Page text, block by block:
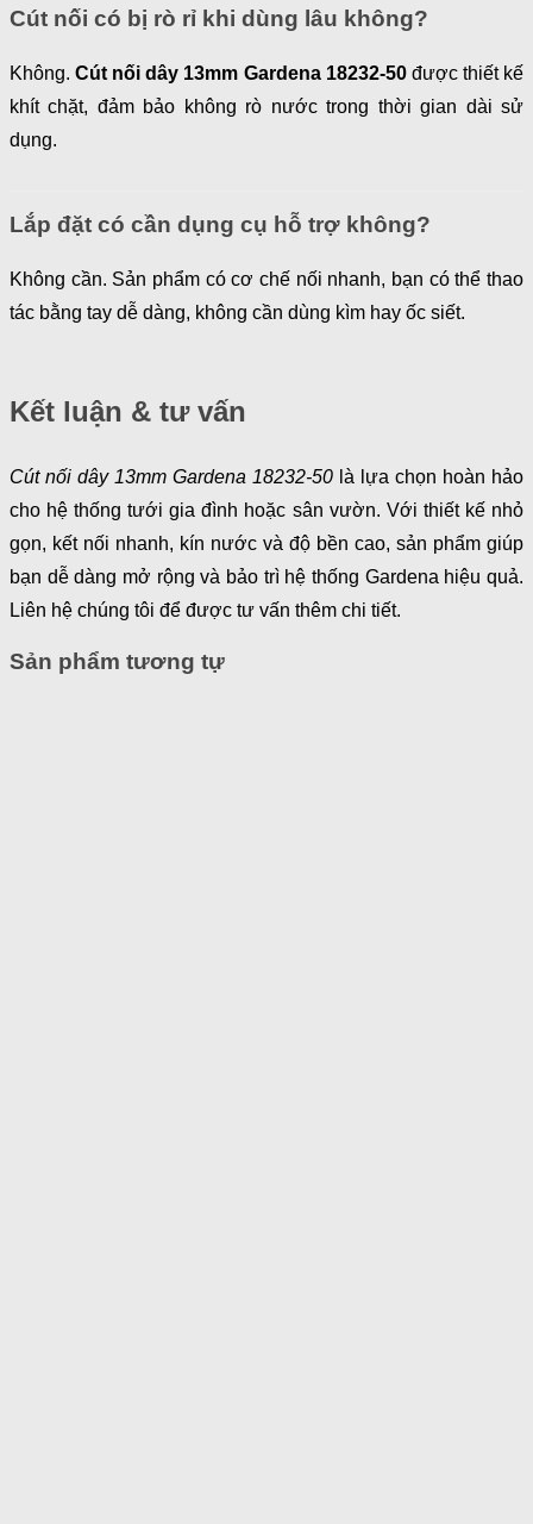
Cút nối có bị rò rỉ khi dùng lâu không?
Không.Cút nối dây 13mm Gardena 18232-50được thiết kế
khít chặt, đảm bảo không rò nước trong thời gian dài sử
dụng.
Lắp đặt có cần dụng cụ hỗ trợ không?
Không cần. Sản phẩm có cơ chế nối nhanh, bạn có thể thao
tác bằng tay dễ dàng, không cần dùng kìm hay ốc siết.
Kết luận & tư vấn
Cút nối dây 13mm Gardena 18232-50 là lựa chọn hoàn hảo
cho hệ thống tưới gia đình hoặc sân vườn. Với thiết kế nhỏ
gọn, kết nối nhanh, kín nước và độ bền cao, sản phẩm giúp
bạn dễ dàng mở rộng và bảo trì hệ thống Gardena hiệu quả.
Liên hệ chúng tôi để được tư vấn thêm chi tiết.
Sản phẩm tương tự